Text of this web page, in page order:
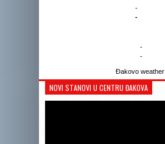
-
-
-
-
Đakovo weather
NOVI STANOVI U CENTRU ĐAKOVA